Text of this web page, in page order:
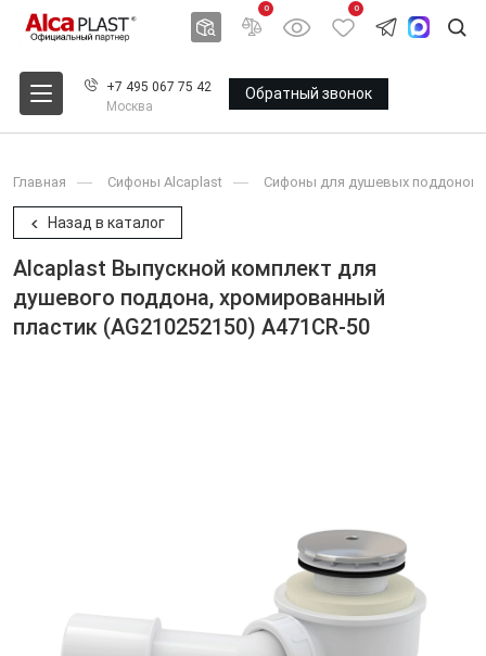
0 0
+7 495 067 75 42
Москва
Обратный звонок
Главная Сифоны Alcaplast Сифоны для душевых поддонов
Назад в каталог
Alcaplast Выпускной комплект для
душевого поддона, хромированный
пластик (AG210252150) A471CR-50